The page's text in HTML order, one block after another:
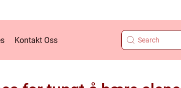
Kontakt Oss